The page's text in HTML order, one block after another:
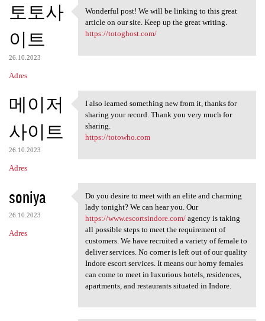
토토사
이트
26.10.2023
Adres
Wonderful post! We will be
Wonderful post! We will be linking to this great
article on our site. Keep up the great writing.
https://totoghost.com/
메이저
사이트
26.10.2023
Adres
I also learned something new
I also learned something new from it, thanks for
sharing your record. Thank you very much for
sharing.
https://totowho.com
soniya
26.10.2023
Adres
Do you desire to meet with an
Do you desire to meet with an elite and charming
lady tonight? We can hear you. Our
https://www.escortsindore.com/agency is taking
all possible steps to meet the requirement of
customers. We have recruited a variety of female to
deliver services. No corner is left out of our quality
Indore escort services. It means our horny females
can come to meet in luxurious hotels, residences,
apartments, and restaurants situated in Indore.